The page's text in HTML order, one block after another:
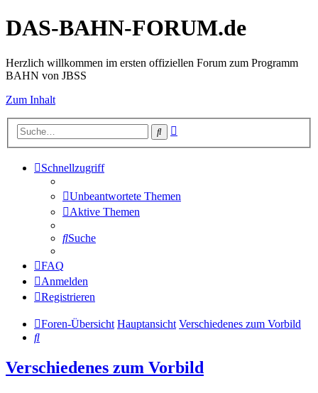
DAS-BAHN-FORUM.de
Herzlich willkommen im ersten offiziellen Forum zum Programm
BAHN von JBSS
Zum Inhalt
Suche
Schnellzugriff
Unbeantwortete Themen
Aktive Themen
Suche
FAQ
Anmelden
Registrieren
Foren-Übersicht Hauptansicht Verschiedenes zum Vorbild
Suche
Verschiedenes zum Vorbild